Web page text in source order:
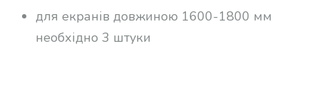
для екранів довжиною 1600-1800 мм
необхідно 3 штуки